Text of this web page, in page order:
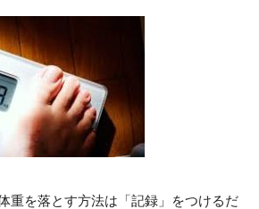
重を落とす方法は「記録」をつけるだ